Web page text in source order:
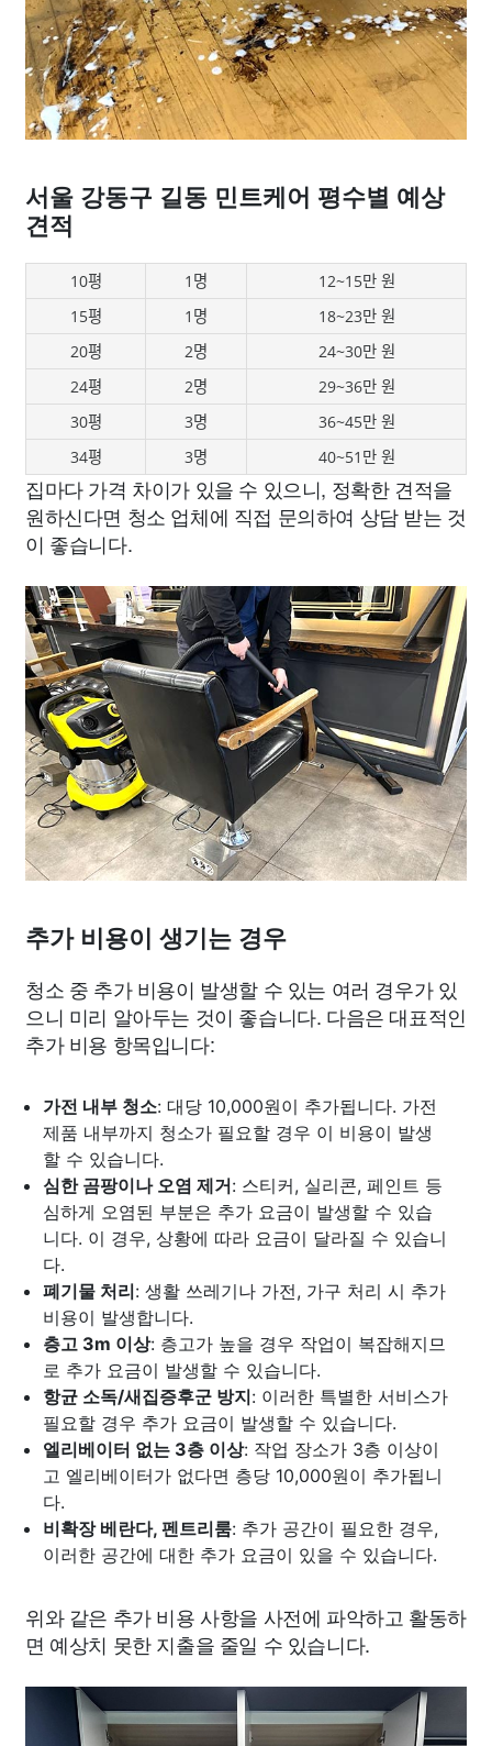
서울 강동구 길동 민트케어 평수별 예상
견적
10평 1명
12~15만 원
15평
1명
18~23만 원
20평
2명
24~30만 원
24평
2명
29~36만 원
30평
3명
36~45만 원
34평
3명 40~51만 원
집마다 가격 차이가 있을 수 있으니, 정확한 견적을
원하신다면 청소 업체에 직접 문의하여 상담 받는 것
이 좋습니다.
추가 비용이 생기는 경우
청소 중 추가 비용이 발생할 수 있는 여러 경우가 있
으니 미리 알아두는 것이 좋습니다. 다음은 대표적인
추가 비용 항목입니다:
가전 내부 청소: 대당 10,000원이 추가됩니다. 가전
제품 내부까지 청소가 필요할 경우 이 비용이 발생
할 수 있습니다.
심한 곰팡이나 오염 제거: 스티커, 실리콘, 페인트 등
심하게 오염된 부분은 추가 요금이 발생할 수 있습
니다. 이 경우, 상황에 따라 요금이 달라질 수 있습니
다.
폐기물 처리: 생활 쓰레기나 가전, 가구 처리 시 추가
비용이 발생합니다.
층고 3m 이상: 층고가 높을 경우 작업이 복잡해지므
로 추가 요금이 발생할 수 있습니다.
항균 소독/새집증후군 방지: 이러한 특별한 서비스가
필요할 경우 추가 요금이 발생할 수 있습니다.
엘리베이터 없는 3층 이상: 작업 장소가 3층 이상이
고 엘리베이터가 없다면 층당 10,000원이 추가됩니
다.
비확장 베란다, 펜트리룸: 추가 공간이 필요한 경우,
이러한 공간에 대한 추가 요금이 있을 수 있습니다.
위와 같은 추가 비용 사항을 사전에 파악하고 활동하
면 예상치 못한 지출을 줄일 수 있습니다.